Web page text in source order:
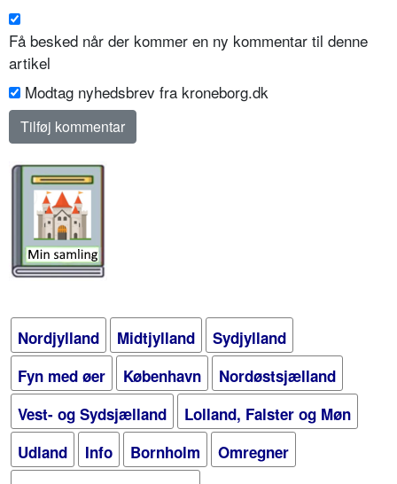
Få besked når der kommer en ny kommentar til denne
artikel
Modtag nyhedsbrev fra kroneborg.dk
Nordjylland Midtjylland
Sydjylland
Fyn med øer
København
Nordøstsjælland
Vest- og Sydsjælland
Lolland, Falster og Møn
Udland
Info Bornholm
Omregner